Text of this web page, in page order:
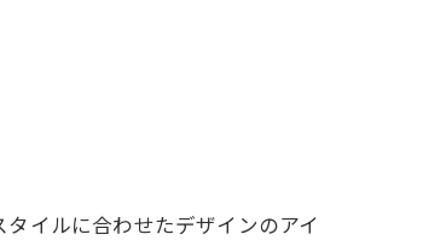
イルに合わせたデザインのアイ